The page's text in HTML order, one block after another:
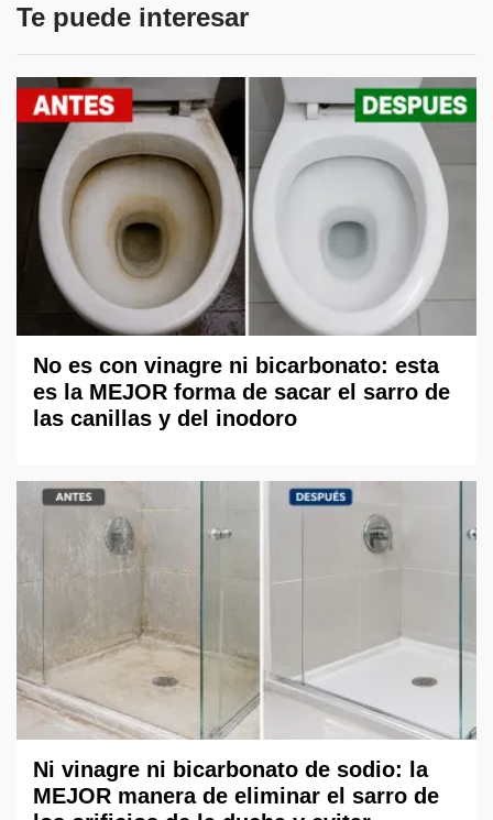
Te puede interesar
No es con vinagre ni bicarbonato: esta
es la MEJOR forma de sacar el sarro de
las canillas y del inodoro
Ni vinagre ni bicarbonato de sodio: la
MEJOR manera de eliminar el sarro de